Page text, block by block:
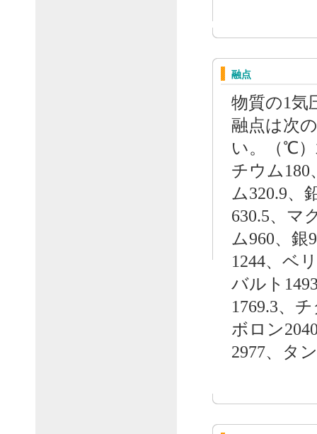
融点
物質の1気
融点は次
い。（℃）
チウム180
ム320.9、
630.5、マ
ム960、銀
1244、ベ
バルト
1769.3、
ボロン
2977、タ